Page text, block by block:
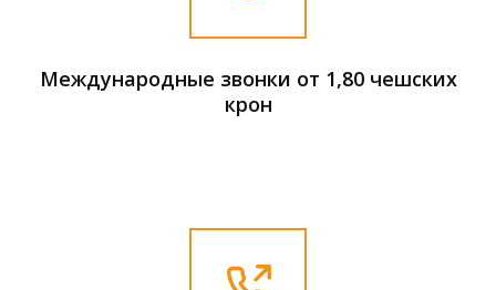
Международные звонки от 1,80 чешских
крон